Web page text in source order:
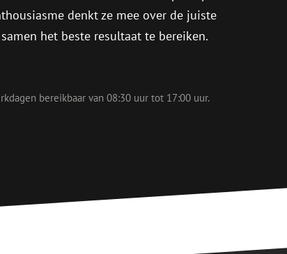
denkt ze mee over de juiste
het beste resultaat te bereiken.
bereikbaar van 08:30 uur tot 17:00 uur.